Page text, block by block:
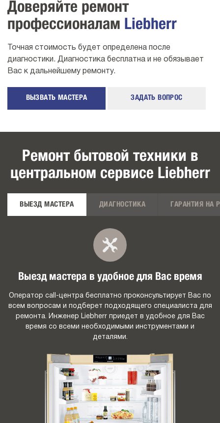
Доверяйте ремонт
профессионалам Liebherr
Точная стоимость будет определена после
диагностики. Диагностика бесплатна и не обязывает
Вас к дальнейшему ремонту.
ВЫЗВАТЬ МАСТЕРА ЗАДАТЬ ВОПРОС
Ремонт бытовой техники в
центральном сервисе Liebherr
ВЫЕЗД МАСТЕРА ДИАГНОСТИКА ГАРАНТИЯ НА
Выезд мастера в удобное для Вас время
Оператор call-центра бесплатно проконсультирует Вас по
всем вопросам и подберет подходящего специалиста для
ремонта. Инженер Liebherr приедет в удобное для Вас
время со всеми необходимыми инструментами и
деталями.